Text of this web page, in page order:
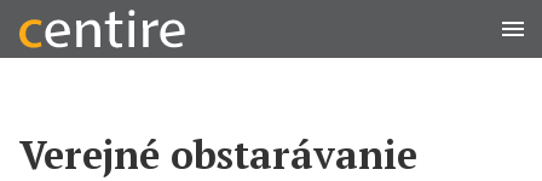
Verejné obstarávanie